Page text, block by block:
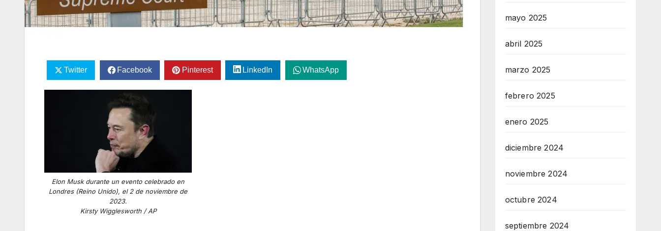
Twitter Facebook Pinterest LinkedIn WhatsApp
Elon Musk durante un evento celebrado en
Londres (Reino Unido), el 2 de noviembre de
2023.
Kirsty Wigglesworth / AP
mayo 2025
abril 2025
marzo 2025
febrero 2025
enero 2025
diciembre 2024
noviembre 2024
octubre 2024
septiembre 2024